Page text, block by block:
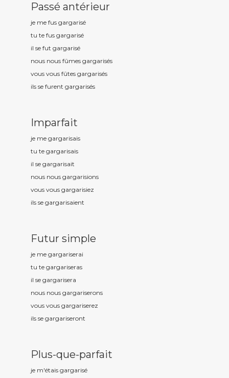
Passé antérieur
je me fus gargarisé
tu te fus gargarisé
il se fut gargarisé
nous nous fûmes gargarisés
vous vous fûtes gargarisés
ils se furent gargarisés
Imparfait
je me gargarisais
tu te gargarisais
il se gargarisait
nous nous gargarisions
vous vous gargarisiez
ils se gargarisaient
Futur simple
je me gargariserai
tu te gargariseras
il se gargarisera
nous nous gargariserons
vous vous gargariserez
ils se gargariseront
Plus-que-parfait
je m'étais gargarisé